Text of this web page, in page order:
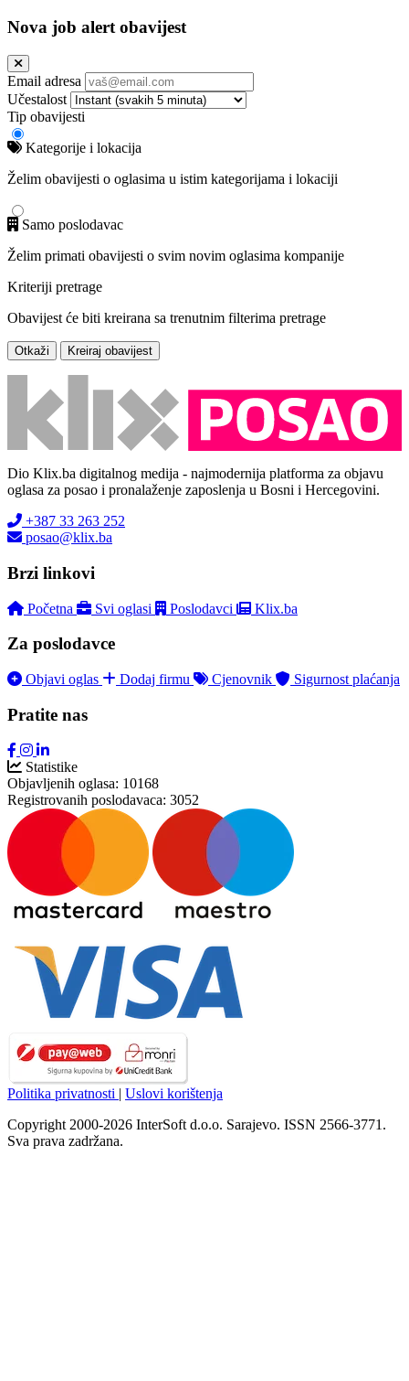
Nova job alert obavijest
Email adresa
Učestalost
Tip obavijesti
Kategorije i lokacija
Želim obavijesti o oglasima u istim kategorijama i lokaciji
Samo poslodavac
Želim primati obavijesti o svim novim oglasima kompanije
Kriteriji pretrage
Obavijest će biti kreirana sa trenutnim filterima pretrage
Otkaži Kreiraj obavijest
Dio Klix.ba digitalnog medija - najmodernija platforma za objavu
oglasa za posao i pronalaženje zaposlenja u Bosni i Hercegovini.
+387 33 263 252
posao@klix.ba
Brzi linkovi
Početna Svi oglasi Poslodavci Klix.ba
Za poslodavce
Objavi oglas Dodaj firmu Cjenovnik Sigurnost plaćanja
Pratite nas
Statistike
Objavljenih oglasa: 10168
Registrovanih poslodavaca: 3052
Politika privatnosti | Uslovi korištenja
Copyright 2000-2026 InterSoft d.o.o. Sarajevo. ISSN 2566-3771.
Sva prava zadržana.